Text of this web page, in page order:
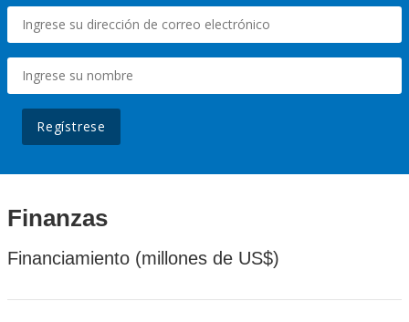
Regístrese
Finanzas
Financiamiento (millones de US$)